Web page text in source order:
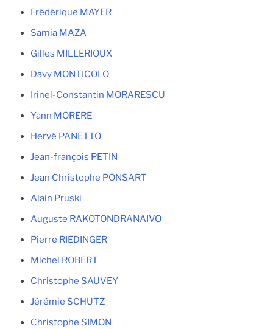
Frédérique MAYER
Samia MAZA
Gilles MILLERIOUX
Davy MONTICOLO
Irinel-Constantin MORARESCU
Yann MORERE
Hervé PANETTO
Jean-françois PETIN
Jean Christophe PONSART
Alain Pruski
Auguste RAKOTONDRANAIVO
Pierre RIEDINGER
Michel ROBERT
Christophe SAUVEY
Jérémie SCHUTZ
Christophe SIMON